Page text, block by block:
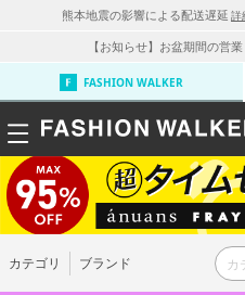
熊本地震の影響による配送遅延 詳
【お知らせ】お盆期間の営
FASHION WALKER
カテゴリ ブランド